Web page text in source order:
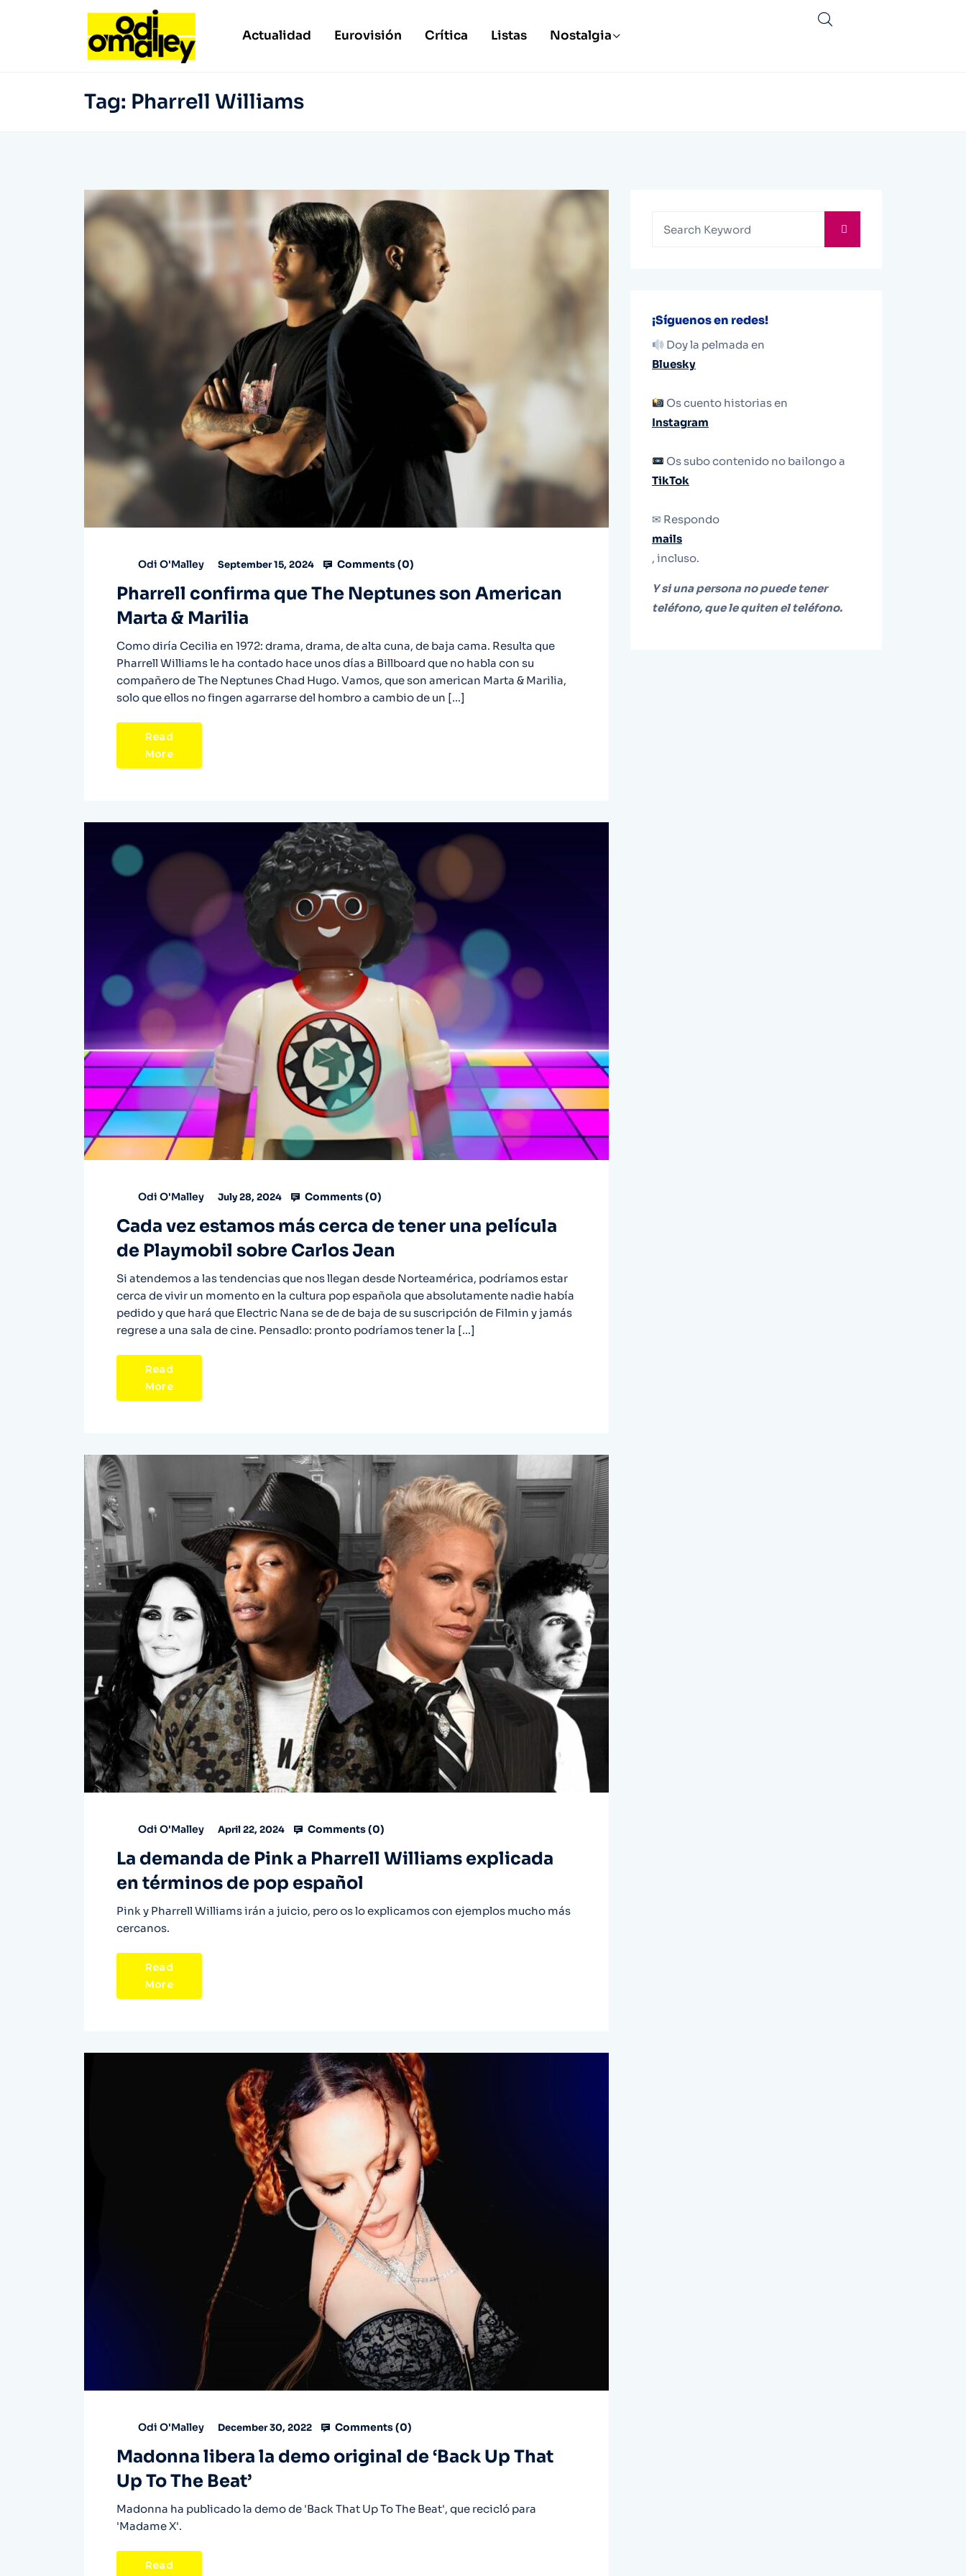
Actualidad Eurovisión Crítica Listas Nostalgia
Tag: Pharrell Williams
Odi O'Malley September 15, 2024 Comments (0)
Pharrell confirma que The Neptunes son American
Marta & Marilia
Como diría Cecilia en 1972: drama, drama, de alta cuna, de baja cama. Resulta que
Pharrell Williams le ha contado hace unos días a Billboard que no habla con su
compañero de The Neptunes Chad Hugo. Vamos, que son american Marta & Marilia,
solo que ellos no fingen agarrarse del hombro a cambio de un […]
Read
More
Odi O'Malley July 28, 2024 Comments (0)
Cada vez estamos más cerca de tener una película
de Playmobil sobre Carlos Jean
Si atendemos a las tendencias que nos llegan desde Norteamérica, podríamos estar
cerca de vivir un momento en la cultura pop española que absolutamente nadie había
pedido y que hará que Electric Nana se de de baja de su suscripción de Filmin y jamás
regrese a una sala de cine. Pensadlo: pronto podríamos tener la […]
Read
More
Odi O'Malley April 22, 2024 Comments (0)
La demanda de Pink a Pharrell Williams explicada
en términos de pop español
Pink y Pharrell Williams irán a juicio, pero os lo explicamos con ejemplos mucho más
cercanos.
Read
More
Odi O'Malley December 30, 2022 Comments (0)
Madonna libera la demo original de ‘Back Up That
Up To The Beat’
Madonna ha publicado la demo de 'Back That Up To The Beat', que recicló para
'Madame X'.
Read
¡Síguenos en redes!
Doy la pelmada en
Bluesky
Os cuento historias en
Instagram
Os subo contenido no bailongo a
TikTok
✉ Respondo
mails
, incluso.
Y si una persona no puede tener
teléfono, que le quiten el teléfono.